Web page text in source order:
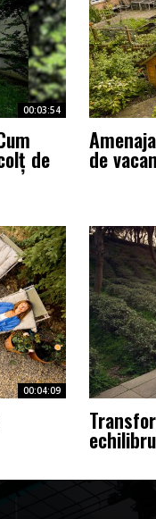
00:03:54
de de
00:04:09